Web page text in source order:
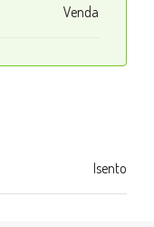
Venda
Isento